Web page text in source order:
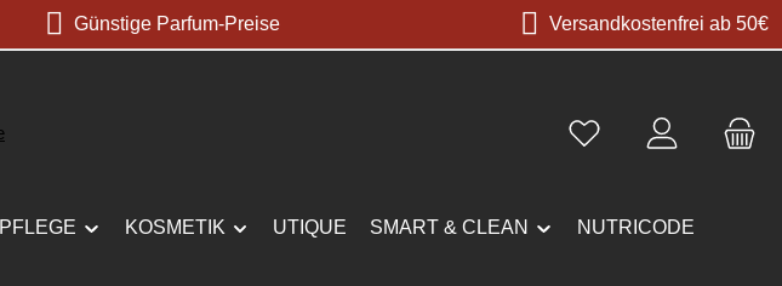
Günstige Parfum-Preise Versandkostenfrei ab 50€
PFLEGE KOSMETIK UTIQUE SMART & CLEAN NUTRICODE